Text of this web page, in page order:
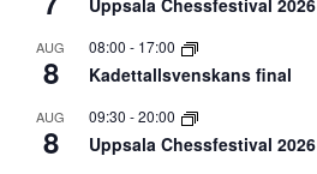
Uppsala Chessfestival 2026
AUG
8
08:00 - 17:00
Kadettallsvenskans final
AUG
8
09:30 -20:00
Uppsala Chessfestival 2026